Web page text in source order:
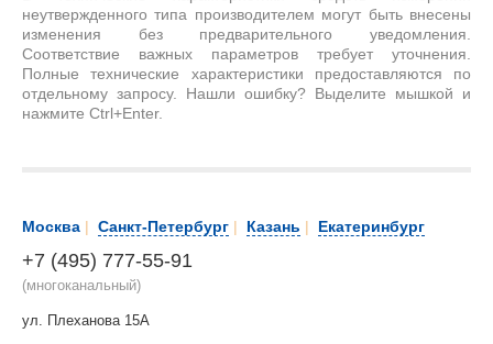
неутвержденного типа производителем могут быть внесены
изменения без предварительного уведомления.
Соответствие важных параметров требует уточнения.
Полные технические характеристики предоставляются по
отдельному запросу. Нашли ошибку? Выделите мышкой и
нажмите Ctrl+Enter.
Москва | Санкт-Петербург | Казань | Екатеринбург
+7 (495) 777-55-91
(многоканальный)
ул. Плеханова 15А